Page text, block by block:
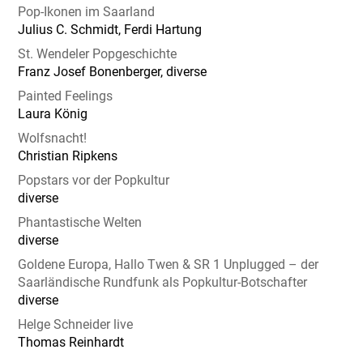
Pop-Ikonen im Saarland
Julius C. Schmidt, Ferdi Hartung
St. Wendeler Popgeschichte
Franz Josef Bonenberger, diverse
Painted Feelings
Laura König
Wolfsnacht!
Christian Ripkens
Popstars vor der Popkultur
diverse
Phantastische Welten
diverse
Goldene Europa, Hallo Twen & SR 1 Unplugged – der
Saarländische Rundfunk als Popkultur-Botschafter
diverse
Helge Schneider live
Thomas Reinhardt